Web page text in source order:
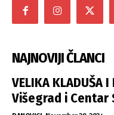
NAJNOVIJI ČLANCI
VELIKA KLADUŠA I
Višegrad i Centar